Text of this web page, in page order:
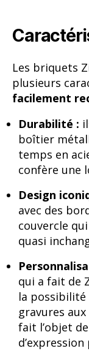
Les briquets
plusieurs
facilement
Durabilité :
boîtier
temps en
confère une
Design
avec des
couvercle
quasi
qui a fait de
la possibilité
gravures
fait l’objet